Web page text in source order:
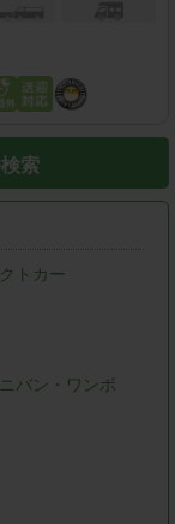
索
トカー
バン・ワンボ